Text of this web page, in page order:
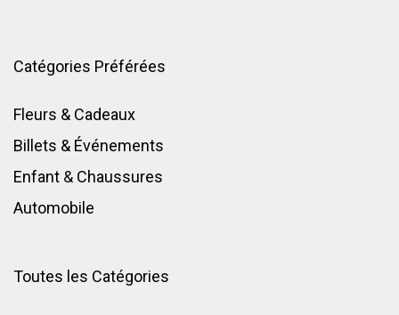
Catégories Préférées
Fleurs & Cadeaux
Billets & Événements
Enfant & Chaussures
Automobile
Toutes les Catégories